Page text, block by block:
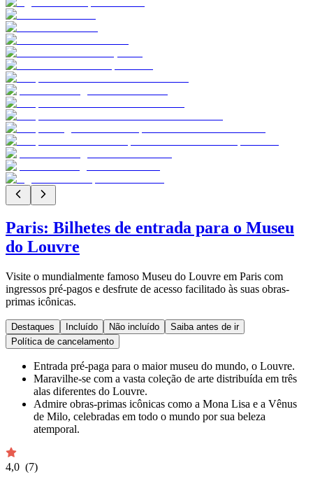
Paris: Bilhetes de entrada para o Museu
do Louvre
Visite o mundialmente famoso Museu do Louvre em Paris com
ingressos pré-pagos e desfrute de acesso facilitado às suas obras-
primas icônicas.
Destaques Incluído Não incluído
Saiba antes de ir
Política de cancelamento
Entrada pré-paga para o maior museu do mundo, o Louvre.
Maravilhe-se com a vasta coleção de arte distribuída em três
alas diferentes do Louvre.
Admire obras-primas icônicas como a Mona Lisa e a Vênus
de Milo, celebradas em todo o mundo por sua beleza
atemporal.
4,0 (7)